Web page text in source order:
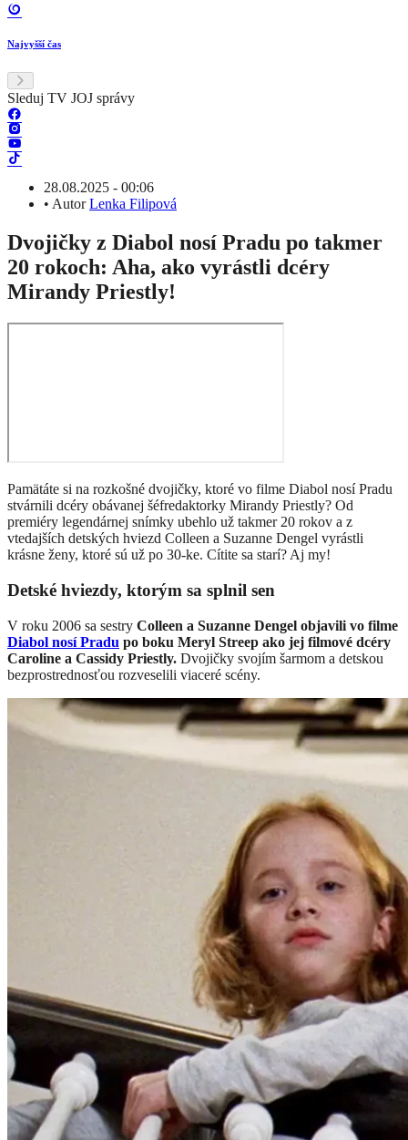
Najvyšší čas
Sleduj TV JOJ správy
28.08.2025 - 00:06
• AutorLenka Filipová
Dvojičky z Diabol nosí Pradu po takmer
20 rokoch: Aha, ako vyrástli dcéry
Mirandy Priestly!
Pamätáte si na rozkošné dvojičky, ktoré vo filme Diabol nosí Pradu
stvárnili dcéry obávanej šéfredaktorky Mirandy Priestly? Od
premiéry legendárnej snímky ubehlo už takmer 20 rokov a z
vtedajších detských hviezd Colleen a Suzanne Dengel vyrástli
krásne ženy, ktoré sú už po 30-ke. Cítite sa starí? Aj my!
Detské hviezdy, ktorým sa splnil sen
V roku 2006 sa sestry Colleen a Suzanne Dengel objavili vo filme
Diabol nosí Pradu po boku Meryl Streep ako jej filmové dcéry
Caroline a Cassidy Priestly. Dvojičky svojím šarmom a detskou
bezprostrednosťou rozveselili viaceré scény.